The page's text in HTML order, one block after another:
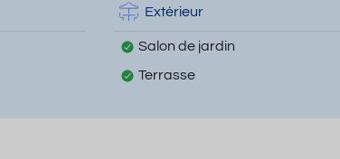
Extérieur
Salon de jardin
Terrasse